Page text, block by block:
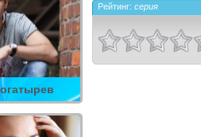
Рейтинг: серия